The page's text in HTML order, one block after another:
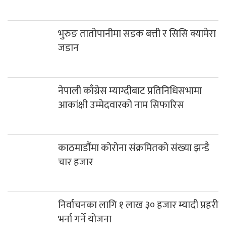
भुरुङ तातोपानीमा सडक बत्ती र सिसि क्यामेरा
जडान
नेपाली काँग्रेस म्याग्दीबाट प्रतिनिधिसभामा
आकांक्षी उम्मेदवारको नाम सिफारिस
काठमाडौंमा कोरोना संक्रमितको संख्या झन्डै
चार हजार
निर्वाचनका लागि १ लाख ३० हजार म्यादी प्रहरी
भर्ना गर्ने योजना